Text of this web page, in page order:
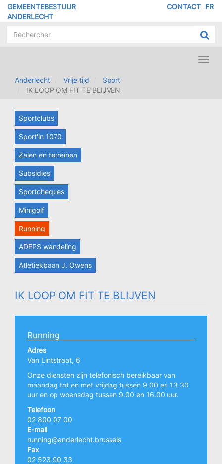
Overslaan
GEMEENTEBESTUUR
ANDERLECHT
FR
CONTACT
Anderlecht
Vrije tijd
Sport
IK LOOP OM FIT TE BLIJVEN
Sportclubs
Sport'in 1070
Zalen en terreinen
Subsidies
Sportcheques
Minigolf
Running
ADEPS wandeling
Atletiekbaan J. Owens
IK LOOP OM FIT TE BLIJVEN
Running
Adres
Van Lintstraat, 6
Onze diensten zijn telefonisch bereikbaar van
maandag tot en met vrijdag tussen 9.00 en 13.30
uur en op woensdag tussen 9.00 en 16.00 uur.
Telefoon
02 800 07 00
E-mail
running@anderlecht.brussels
Fax
02 523 90 33